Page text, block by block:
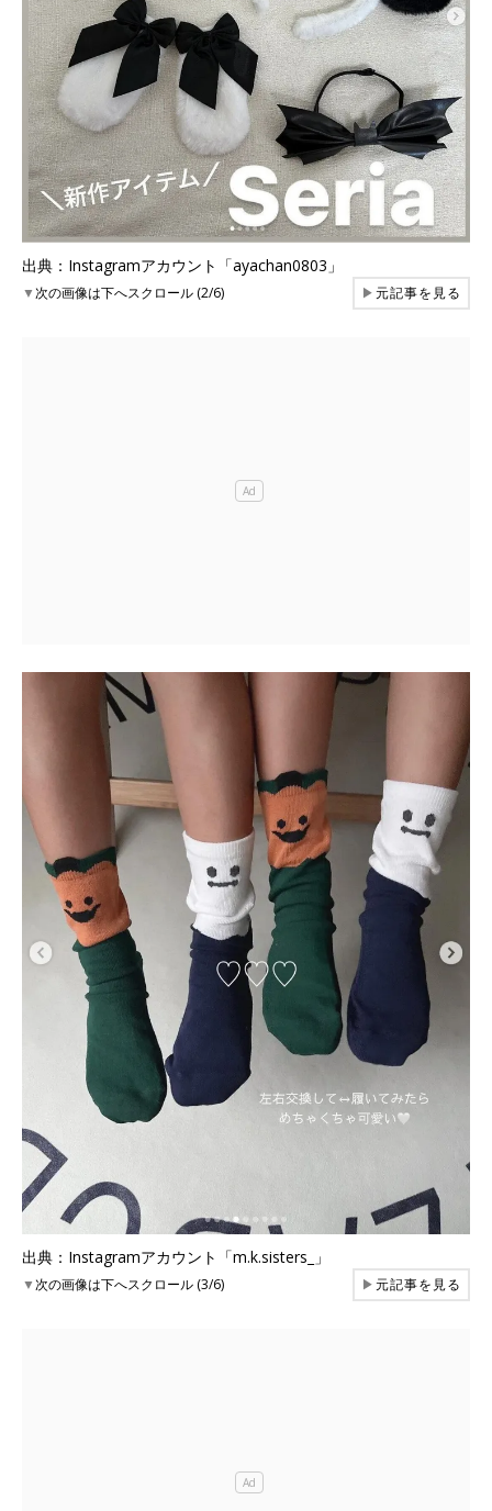
出典：Instagramアカウント「ayachan0803」
▼次の画像は下へスクロール (2/6) ▶元記事を見る
出典：Instagramアカウント「m.k.sisters_」
▼次の画像は下へスクロール (3/6) ▶元記事を見る